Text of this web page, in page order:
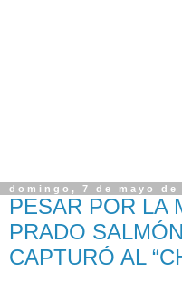
domingo, 7 de mayo de
PESAR POR LA
PRADO
CAPTURÓ AL